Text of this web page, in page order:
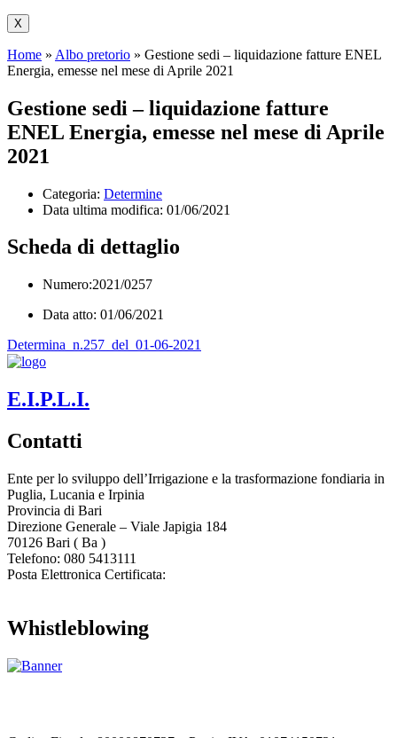
X
Home » Albo pretorio » Gestione sedi – liquidazione fatture ENEL
Energia, emesse nel mese di Aprile 2021
Gestione sedi – liquidazione fatture
ENEL Energia, emesse nel mese di Aprile
2021
Categoria: Determine
Data ultima modifica: 01/06/2021
Scheda di dettaglio
Numero:2021/0257
Data atto: 01/06/2021
Determina_n.257_del_01-06-2021
E.I.P.L.I.
Contatti
Ente per lo sviluppo dell’Irrigazione e la trasformazione fondiaria in
Puglia, Lucania e Irpinia
Provincia di Bari
Direzione Generale – Viale Japigia 184
70126 Bari ( Ba )
Telefono: 080 5413111
Posta Elettronica Certificata:
Whistleblowing